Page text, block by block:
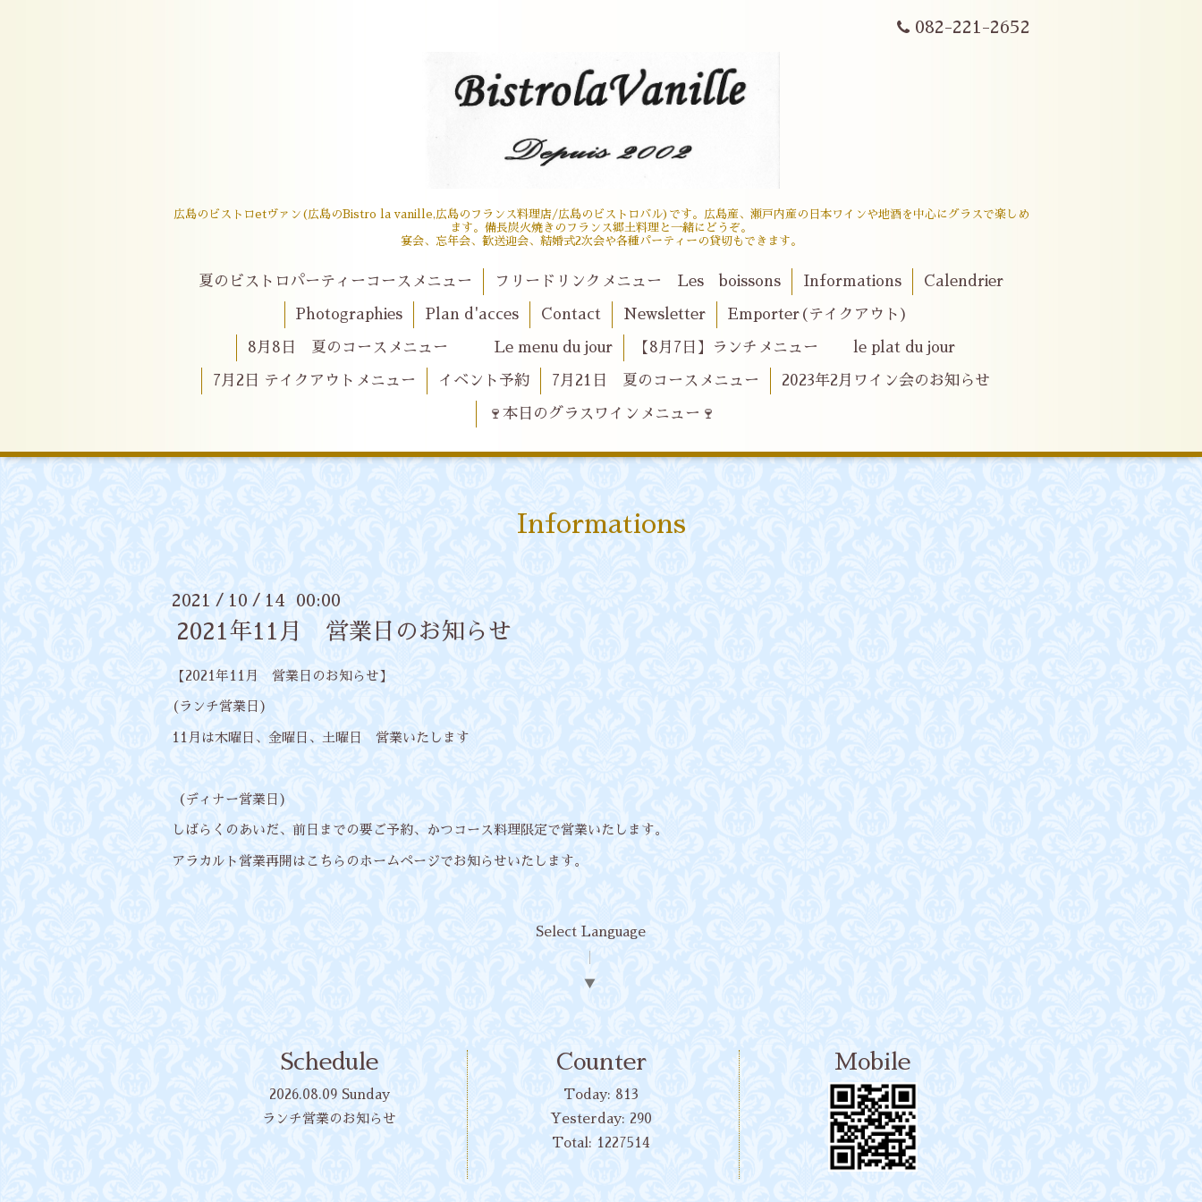
082-221-2652
広島のビストロetヴァン(広島のBistro la vanille,広島のフランス料理店/広島のビストロバル)です。広島産、瀬戸内産の日本ワインや地酒を中心にグラスで楽しめ
ます。備長炭火焼きのフランス郷土料理と一緒にどうぞ。
宴会、忘年会、歓送迎会、結婚式2次会や各種パーティーの貸切もできます。
夏のビストロパーティーコースメニュー フリードリンクメニュー Les boissons Informations Calendrier
Photographies Plan d'acces Contact Newsletter Emporter(テイクアウト)
8月8日 夏のコースメニュー Le menu du jour 【8月7日】ランチメニュー le plat du jour
7月2日 テイクアウトメニュー イベント予約 7月21日 夏のコースメニュー 2023年2月ワイン会のお知らせ
🍷本日のグラスワインメニュー🍷
Informations
2021 / 10 / 14 00:00
2021年11月 営業日のお知らせ
【2021年11月 営業日のお知らせ】
(ランチ営業日)
11月は木曜日、金曜日、土曜日 営業いたします
（ディナー営業日)
しばらくのあいだ、前日までの要ご予約、かつコース料理限定で営業いたします。
アラカルト営業再開はこちらのホームページでお知らせいたします。
Select Language
▼
Schedule
2026.08.09 Sunday
ランチ営業のお知らせ
Counter
Today: 813
Yesterday: 290
Total: 1227514
Mobile